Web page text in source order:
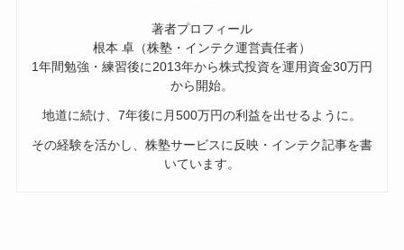
著者プロフィール
根本 卓（株塾・インテク運営責任者）
1年間勉強・練習後に2013年から株式投資を運用資金30万円
から開始。
地道に続け、7年後に月500万円の利益を出せるように。
その経験を活かし、株塾サービスに反映・インテク記事を書
いています。